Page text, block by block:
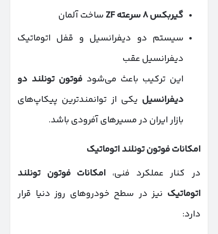
گیربکس۸سرعتهZF
ساخت آلمان
سیستم دو دیفرانسیل و قفل اتوماتیک
دیفرانسیل عقب
این ترکیب باعث می‌شود فوتون تونلند دو
دیفرانسیل یکی از توانمندترین پیکاپ‌های
بازار ایران در مسیرهای آفرودی باشد.
امکانات فوتون تونلند اتوماتیک
در کنار عملکرد فنی، امکانات فوتون تونلند
اتوماتیک نیز در سطح خودروهای روز دنیا قرار
دارد: